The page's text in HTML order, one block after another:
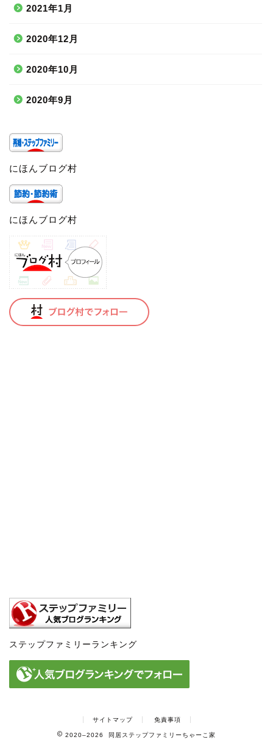
2021年1月
2020年12月
2020年10月
2020年9月
にほんブログ村
にほんブログ村
ステップファミリーランキング
サイトマップ 免責事項
2020–2026 同居ステップファミリーちゃーこ家